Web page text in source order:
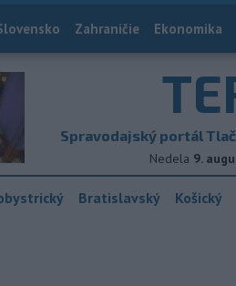
Zahraničie Ekonomika
Spravodajský portál
Nedela 9.
Bratislavský Košický